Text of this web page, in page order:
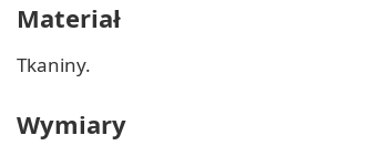
Materiał
Tkaniny.
Wymiary